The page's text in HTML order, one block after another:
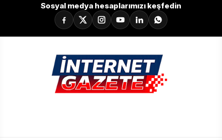
Sosyal medya hesaplarımızı keşfedin